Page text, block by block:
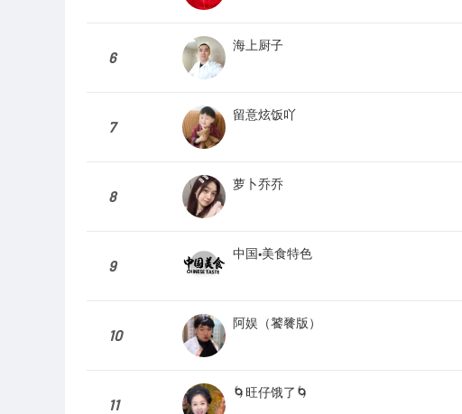
6
海上厨子
7
留意炫饭吖
8
萝卜乔乔
9
中国•美食特色
10
阿娱（饕餮版）
11
🌀旺仔饿了🌀